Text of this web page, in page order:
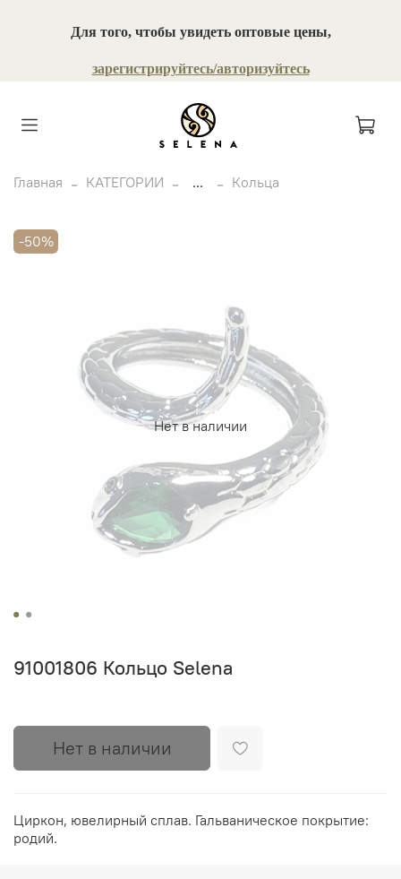
Для того, чтобы увидеть оптовые цены,
зарегистрируйтесь/авторизуйтесь
Главная КАТЕГОРИИ ... Кольца
Нет в наличии
-50%
91001806 Кольцо Selena
Нет в наличии
Циркон, ювелирный сплав. Гальваническое покрытие:
родий.